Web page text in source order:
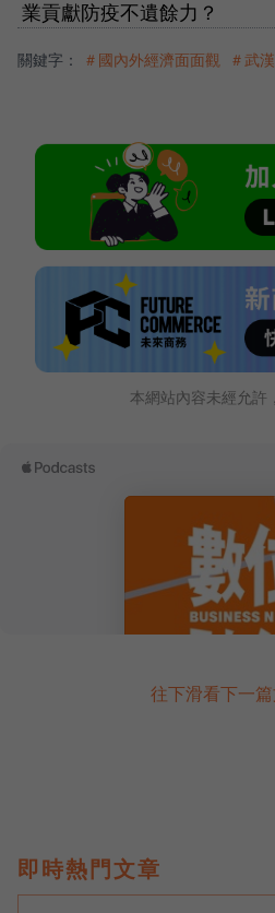
業貢獻防疫不遺餘力？
關鍵字： ＃國內外經濟面面觀 ＃武
本網站內容未經允許
往下滑看下一
即時熱門文章